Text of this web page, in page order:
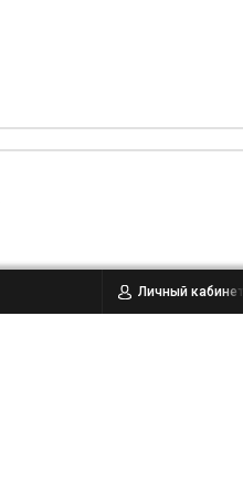
Личный кабинет